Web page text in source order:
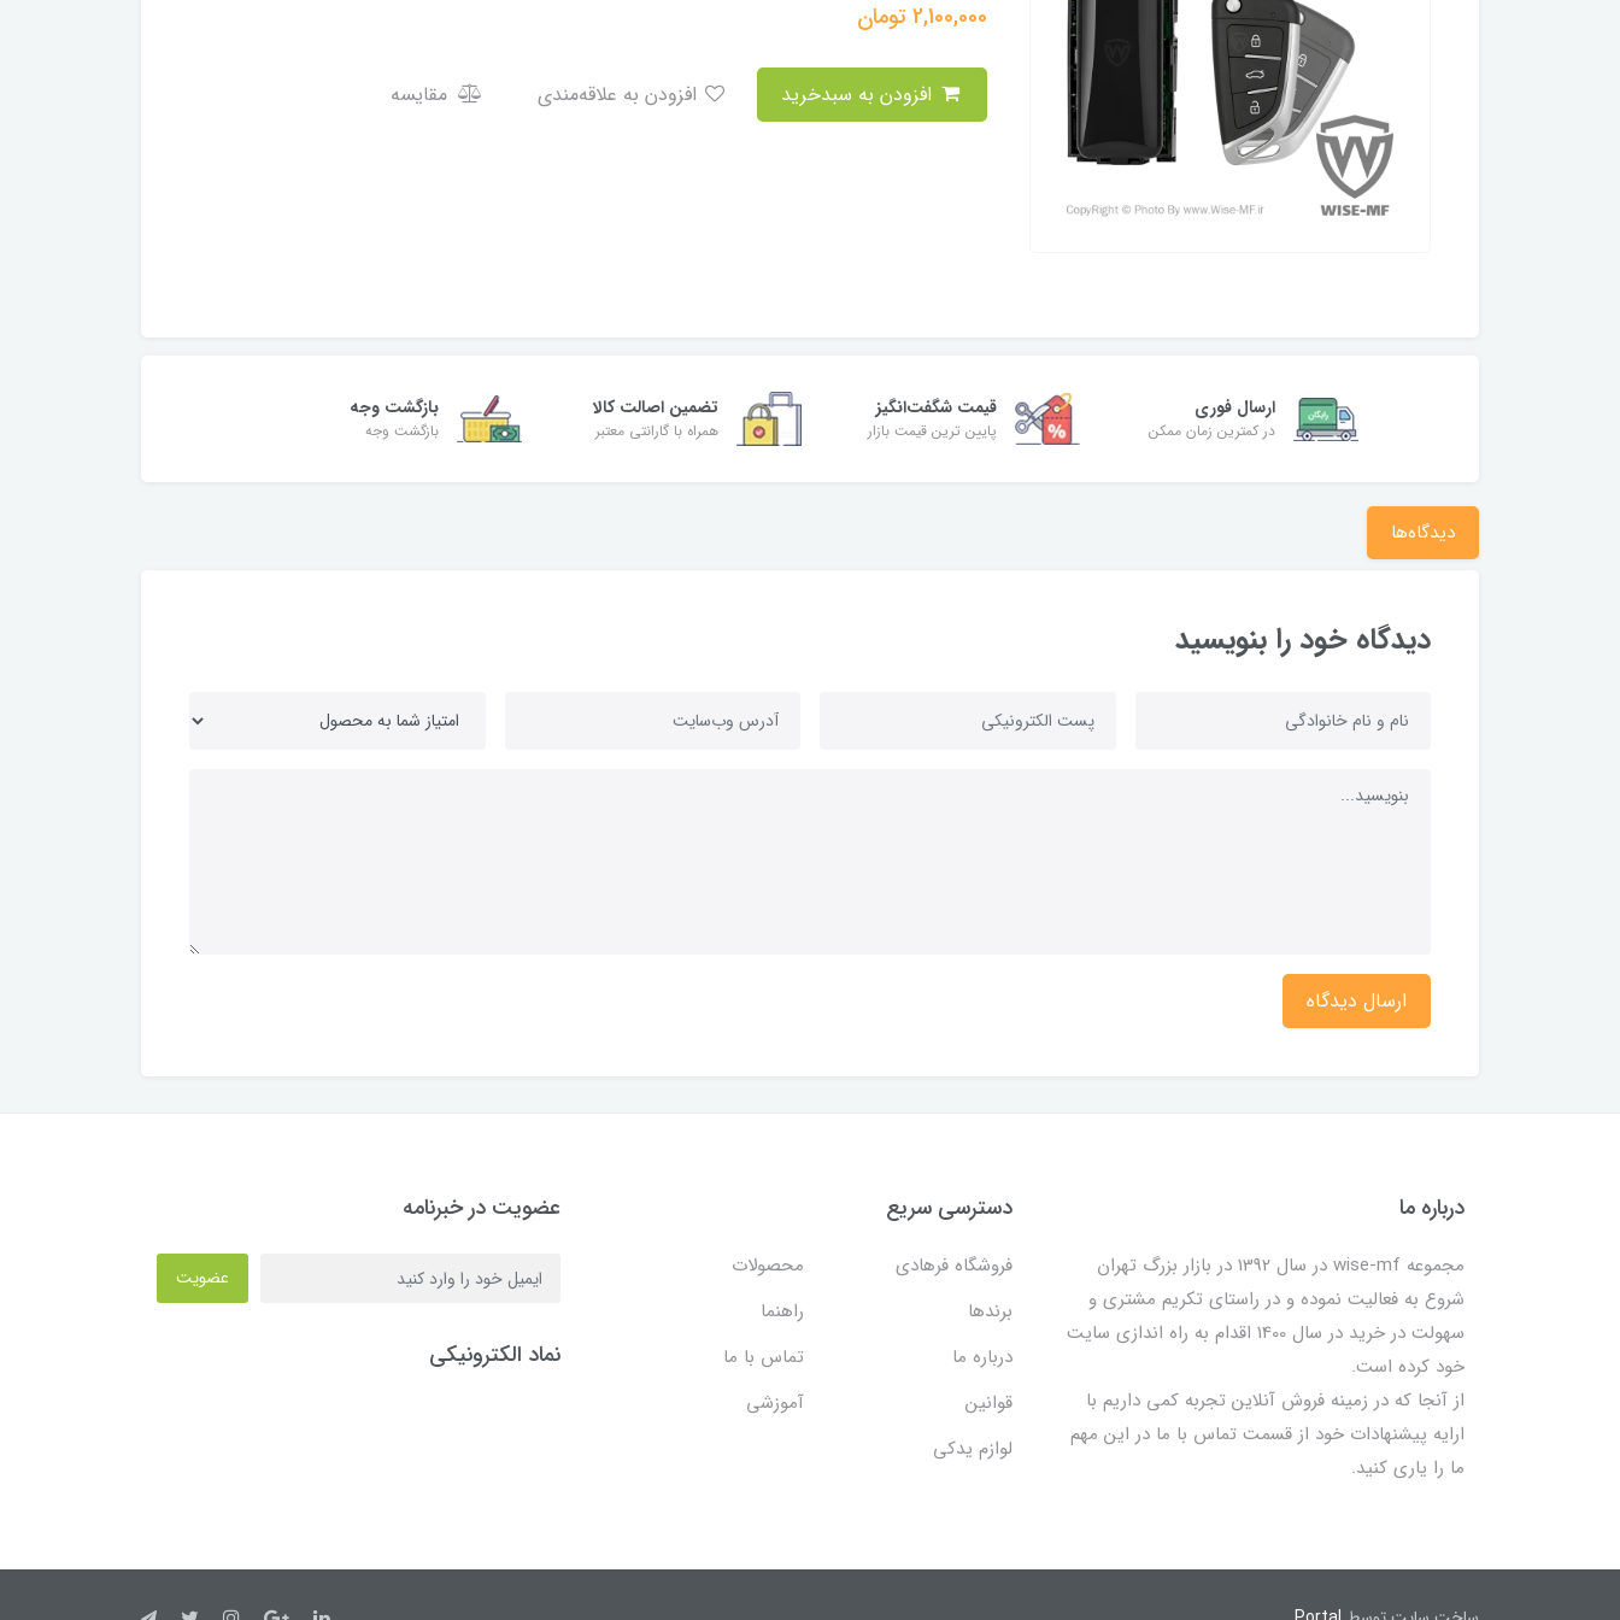
2,100,000تومان
مقایسه
ارسال فوری
در کمترین زمان ممکن
قیمت شگفت‌انگیز
پایین ترین قیمت بازار
تضمین اصالت کالا
همراه با گارانتی معتبر
بازگشت وجه
بازگشت وجه
دیدگاه‌ها
دیدگاه خود را بنویسید
ارسال دیدگاه
درباره ما
مجموعه wise-mf در سال 1392 در بازار بزرگ تهران
شروع به فعالیت نموده و در راستای تکریم مشتری و
سهولت در خرید در سال 1400 اقدام به راه اندازی سایت
خود کرده است.
از آنجا که در زمینه فروش آنلاین تجربه کمی داریم با
ارایه پیشنهادات خود از قسمت تماس با ما در این مهم
ما را یاری کنید.
دسترسی سریع
فروشگاه فرهادی
محصولات
برندها
راهنما
درباره ما
تماس با ما
قوانین
آموزشی
لوازم یدکی
عضویت در خبرنامه
عضویت
نماد الکترونیکی